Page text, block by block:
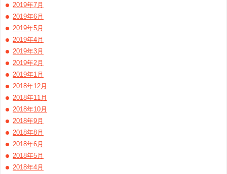
2019年7月
2019年6月
2019年5月
2019年4月
2019年3月
2019年2月
2019年1月
2018年12月
2018年11月
2018年10月
2018年9月
2018年8月
2018年6月
2018年5月
2018年4月